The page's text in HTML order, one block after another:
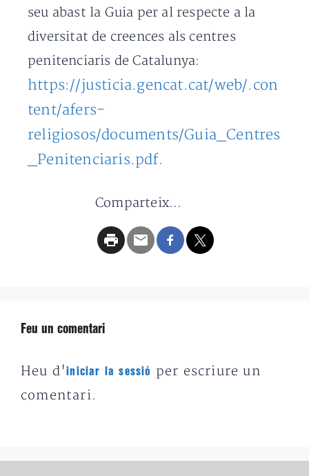
seu abast la Guia per al respecte a la
diversitat de creences als centres
penitenciaris de Catalunya:
https://justicia.gencat.cat/web/.con
tent/afers-
religiosos/documents/Guia_Centres
_Penitenciaris.pdf.
Comparteix...
Feu un comentari
Heu d'iniciar la sessió
per escriure un
comentari.